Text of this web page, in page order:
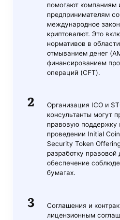
помогают компаниям
предпринимателям
международное
криптовалют. Это
нормативов в
отмыванием денег
финансированием
операций (CFT).
Организация ICO и
консультанты могут
правовую поддержку
проведении Initial
Security Token
разработку правовой
обеспечение
бумагах.
Соглашения и
лицензионным